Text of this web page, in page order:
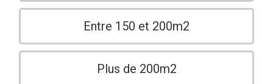
Entre 150 et 200m2
Plus de 200m2